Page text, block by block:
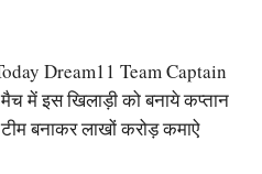
Dream11 Team Captain
में इस खिलाड़ी को बनाये कप्तान
बनाकर लाखों करोड़ कमाऐ